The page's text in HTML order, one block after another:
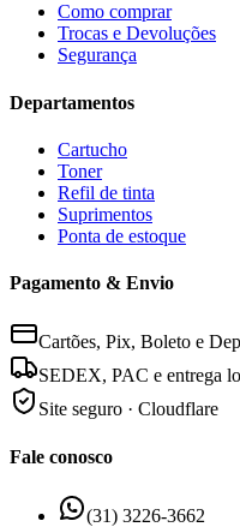
Como comprar
Trocas e Devoluções
Segurança
Departamentos
Cartucho
Toner
Refil de tinta
Suprimentos
Ponta de estoque
Pagamento & Envio
Cartões, Pix, Boleto e
SEDEX, PAC e entrega
Site seguro · Cloudflare
Fale conosco
(31) 3226-3662